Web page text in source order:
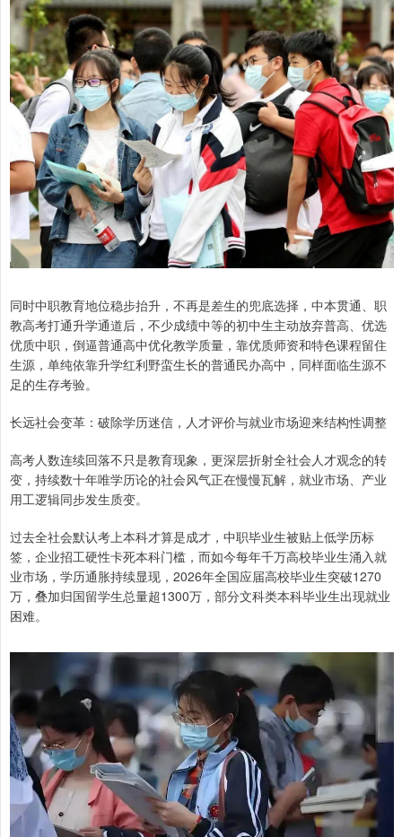
同时中职教育地位稳步抬升，不再是差生的兜底选择，中本贯通、职
教高考打通升学通道后，不少成绩中等的初中生主动放弃普高、优选
优质中职，倒逼普通高中优化教学质量，靠优质师资和特色课程留住
生源，单纯依靠升学红利野蛮生长的普通民办高中，同样面临生源不
足的生存考验。
长远社会变革：破除学历迷信，人才评价与就业市场迎来结构性调整
高考人数连续回落不只是教育现象，更深层折射全社会人才观念的转
变，持续数十年唯学历论的社会风气正在慢慢瓦解，就业市场、产业
用工逻辑同步发生质变。
过去全社会默认考上本科才算是成才，中职毕业生被贴上低学历标
签，企业招工硬性卡死本科门槛，而如今每年千万高校毕业生涌入就
业市场，学历通胀持续显现，2026年全国应届高校毕业生突破1270
万，叠加归国留学生总量超1300万，部分文科类本科毕业生出现就业
困难。